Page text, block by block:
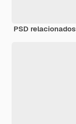
PSD relacionados